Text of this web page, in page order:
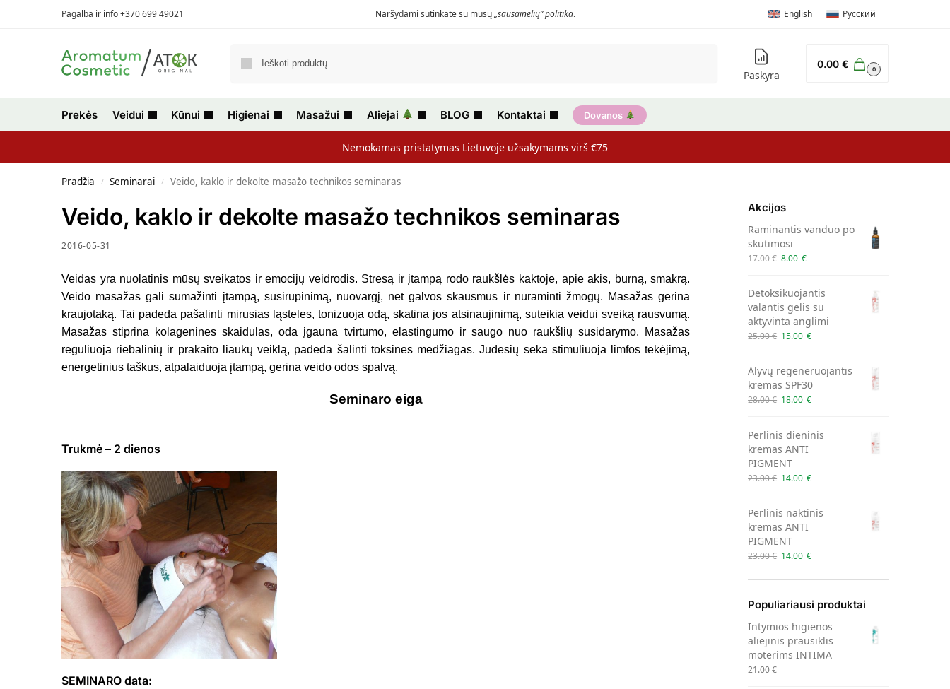
Pagalba ir info +370 699 49021 Naršydami sutinkate su mūsų„sausainėlių” politika. English Русский
Paskyra
0.00 € 0
Prekės Veidui Kūnui Higienai Masažui Aliejai BLOG Kontaktai Dovanos
Nemokamas pristatymas Lietuvoje užsakymams virš €75
Pradžia / Seminarai / Veido, kaklo ir dekolte masažo technikos seminaras
Veido, kaklo ir dekolte masažo technikos seminaras
2016-05-31
Veidas yra nuolatinis mūsų sveikatos ir emocijų veidrodis. Stresą ir įtampą rodo raukšlės kaktoje, apie akis, burną, smakrą.
Veido masažas gali sumažinti įtampą, susirūpinimą, nuovargį, net galvos skausmus ir nuraminti žmogų. Masažas gerina
kraujotaką. Tai padeda pašalinti mirusias ląsteles, tonizuoja odą, skatina jos atsinaujinimą, suteikia veidui sveiką rausvumą.
Masažas stiprina kolagenines skaidulas, oda įgauna tvirtumo, elastingumo ir saugo nuo raukšlių susidarymo. Masažas
reguliuoja riebalinių ir prakaito liaukų veiklą, padeda šalinti toksines medžiagas. Judesių seka stimuliuoja limfos tekėjimą,
energetinius taškus, atpalaiduoja įtampą, gerina veido odos spalvą.
Seminaro eiga
Trukmė – 2 dienos
SEMINARO data:
Akcijos
Raminantis vanduo po
skutimosi
17.00€ 8.00 €
Detoksikuojantis
valantis gelis su
aktyvinta anglimi
25.00€ 15.00 €
Alyvų regeneruojantis
kremas SPF30
28.00€ 18.00 €
Perlinis dieninis
kremas ANTI
PIGMENT
23.00€ 14.00 €
Perlinis naktinis
kremas ANTI
PIGMENT
23.00€ 14.00 €
Populiariausi produktai
Intymios higienos
aliejinis prausiklis
moterims INTIMA
21.00€